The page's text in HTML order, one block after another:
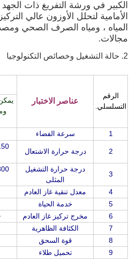
الكبير في ورشة التفريغ ذات الجهد
الأمامية لتحلل الأوزون عالي
المياه ، ومياه الصرف الصحي
مجالات.
2. حالة التشغيل وخصائص التكنولوجيا
الرقم
التسلسلي.
عناصر الاختبار
سرعة الفضاء
2 درجة حرارة الاشتعال
3
درجة حرارة التشغيل
المثلى
4
معدل تنقية غاز العادم
5
خدمة الحياة
6
مخرج تركيز غاز العادم
<100 جزء في المليون
7
الكثافة الظاهرية
8
قوة السحق
9
تحميل طلاء